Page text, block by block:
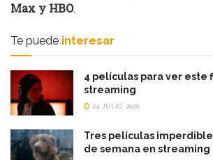
Max y HBO.
Te puede interesar
4 películas para ver este
streaming
24 JULIO, 2026
Tres películas
de semana en streaming